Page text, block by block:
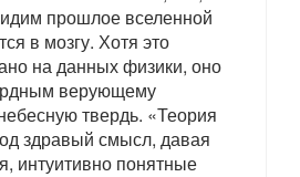
прошлое вселенной
в мозгу. Хотя это
на данных физики, оно
верующему
твердь. «Теория
здравый смысл, давая
интуитивно понятные